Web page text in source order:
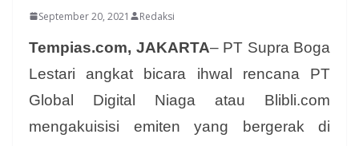
September 20, 2021 Redaksi
Tempias.com, JAKARTA– PT Supra Boga
Lestari angkat bicara ihwal rencana PT
Global Digital Niaga atau Blibli.com
mengakuisisi emiten yang bergerak di